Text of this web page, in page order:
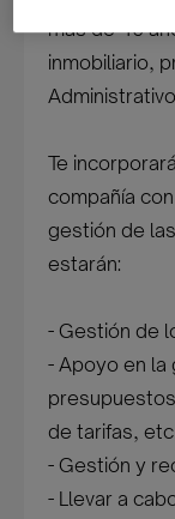
más de 40
inmobiliario,
Te
compañía
gestión de
estarán:
- Gestión de
- Apoyo en la
de tarifas,
- Gestión y
- Llevar a